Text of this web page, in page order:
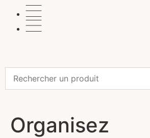
Organisez